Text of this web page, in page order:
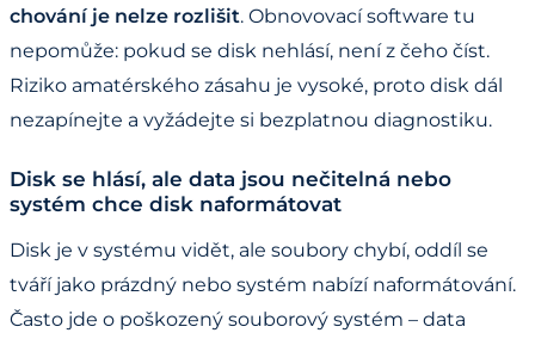
chování je nelze rozlišit. Obnovovací software tu
nepomůže: pokud se disk nehlásí, není z čeho číst.
Riziko amatérského zásahu je vysoké, proto disk dál
nezapínejte a vyžádejte si bezplatnou diagnostiku.
Disk se hlásí, ale data jsou nečitelná nebo
systém chce disk naformátovat
Disk je v systému vidět, ale soubory chybí, oddíl se
tváří jako prázdný nebo systém nabízí naformátování.
Často jde o poškozený souborový systém – data